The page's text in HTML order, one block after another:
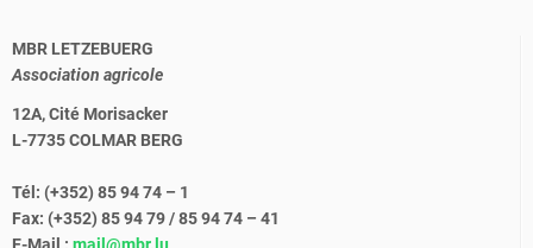
MBR LETZEBUERG
Association agricole
12A, Cité Morisacker
L-7735 COLMAR BERG
Tél: (+352) 85 94 74 – 1
Fax: (+352) 85 94 79 / 85 94 74 – 41